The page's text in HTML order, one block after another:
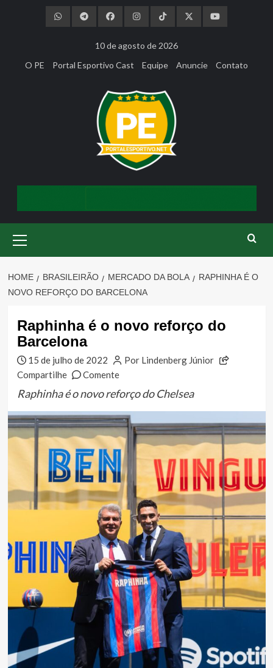
10 de agosto de 2026
O PE
Portal Esportivo Cast Equipe Anuncie Contato
Menu
HOME BRASILEIRÃO MERCADO DA BOLA
RAPHINHA É O
NOVO REFORÇO DO BARCELONA
Raphinha é o novo reforço do
Barcelona
15 de julho de 2022
Por Lindenberg Júnior
Compartilhe
Comente
Raphinha é o novo reforço do Chelsea